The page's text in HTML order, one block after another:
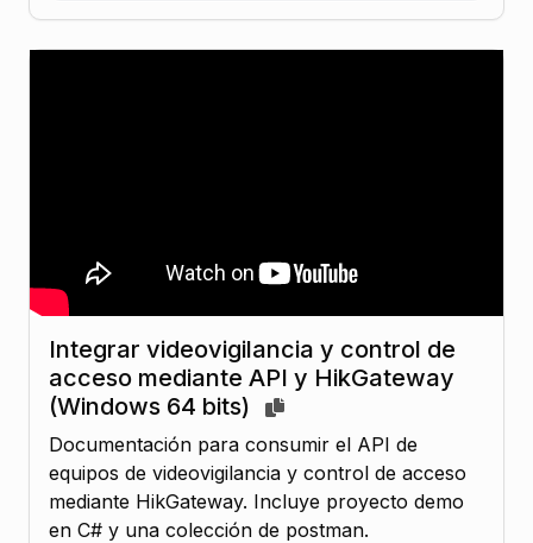
Integrar videovigilancia y control de
acceso mediante API y HikGateway
(Windows 64 bits)
Documentación para consumir el API de
equipos de videovigilancia y control de acceso
mediante HikGateway. Incluye proyecto demo
en C# y una colección de postman.